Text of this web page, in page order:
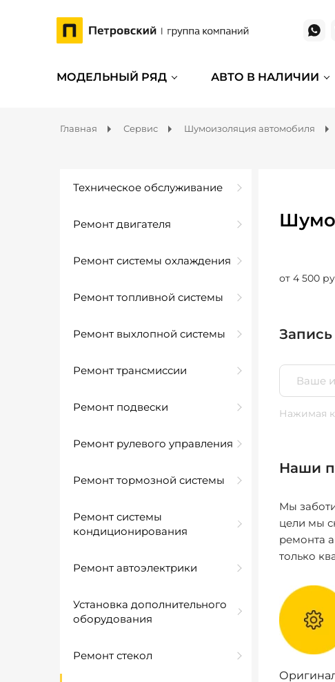
МОДЕЛЬНЫЙ РЯД АВТО В НАЛИЧИИ
Главная Сервис Шумоизоляция автомобиля
Техническое обслуживание
Ремонт двигателя
Ремонт системы охлаждения
Ремонт топливной системы
Ремонт выхлопной системы
Ремонт трансмиссии
Ремонт подвески
Ремонт рулевого управления
Ремонт тормозной системы
Ремонт системы
кондиционирования
Ремонт автоэлектрики
Установка дополнительного
оборудования
Ремонт стекол
от 4 500
Запись
Нажимая
Наши
Мы
цели мы
ремонта
только